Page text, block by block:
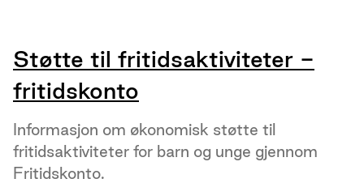
Støtte til fritidsaktiviteter -
fritidskonto
Informasjon om økonomisk støtte til
fritidsaktiviteter for barn og unge gjennom
Fritidskonto.